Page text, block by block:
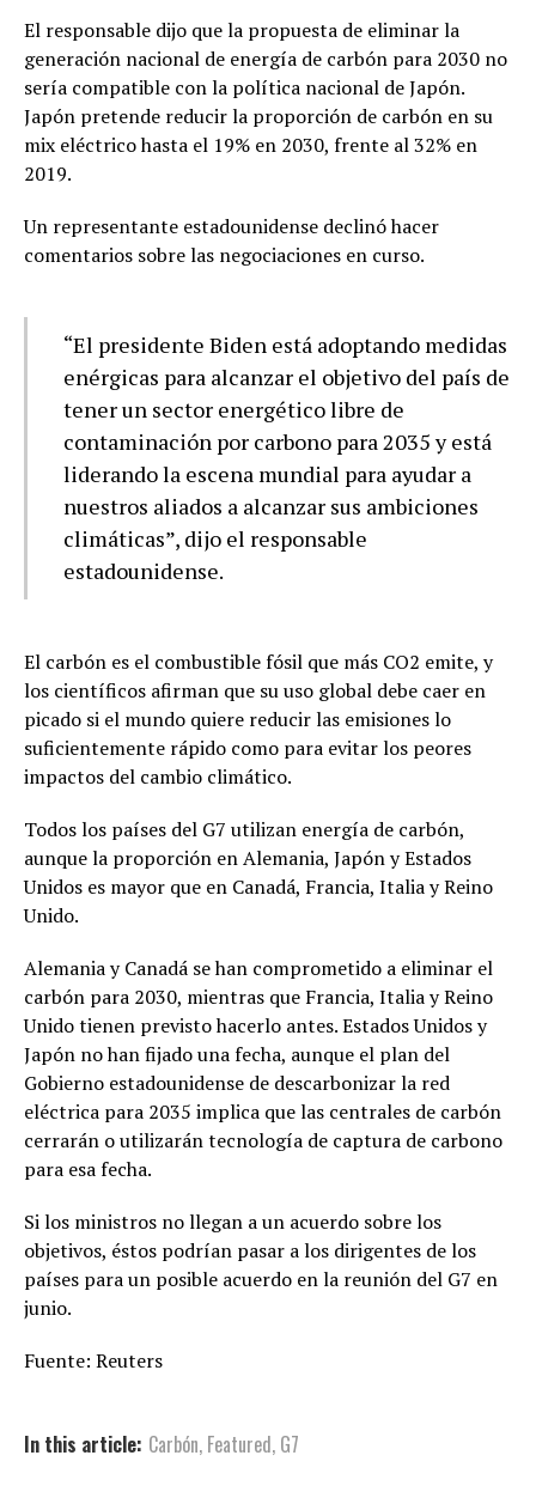
El responsable dijo que la propuesta de eliminar la
generación nacional de energía de carbón para 2030 no
sería compatible con la política nacional de Japón.
Japón pretende reducir la proporción de carbón en su
mix eléctrico hasta el 19% en 2030, frente al 32% en
2019.
Un representante estadounidense declinó hacer
comentarios sobre las negociaciones en curso.
“El presidente Biden está adoptando medidas
enérgicas para alcanzar el objetivo del país de
tener un sector energético libre de
contaminación por carbono para 2035 y está
liderando la escena mundial para ayudar a
nuestros aliados a alcanzar sus ambiciones
climáticas”, dijo el responsable
estadounidense.
El carbón es el combustible fósil que más CO2 emite, y
los científicos afirman que su uso global debe caer en
picado si el mundo quiere reducir las emisiones lo
suficientemente rápido como para evitar los peores
impactos del cambio climático.
Todos los países del G7 utilizan energía de carbón,
aunque la proporción en Alemania, Japón y Estados
Unidos es mayor que en Canadá, Francia, Italia y Reino
Unido.
Alemania y Canadá se han comprometido a eliminar el
carbón para 2030, mientras que Francia, Italia y Reino
Unido tienen previsto hacerlo antes. Estados Unidos y
Japón no han fijado una fecha, aunque el plan del
Gobierno estadounidense de descarbonizar la red
eléctrica para 2035 implica que las centrales de carbón
cerrarán o utilizarán tecnología de captura de carbono
para esa fecha.
Si los ministros no llegan a un acuerdo sobre los
objetivos, éstos podrían pasar a los dirigentes de los
países para un posible acuerdo en la reunión del G7 en
junio.
Fuente: Reuters
In this article: Carbón, Featured, G7